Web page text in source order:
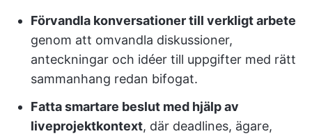
Förvandla konversationer till verkligt arbete
genom att omvandla diskussioner,
anteckningar och idéer till uppgifter med rätt
sammanhang redan bifogat.
Fatta smartare beslut med hjälp av
liveprojektkontext, där deadlines, ägare,